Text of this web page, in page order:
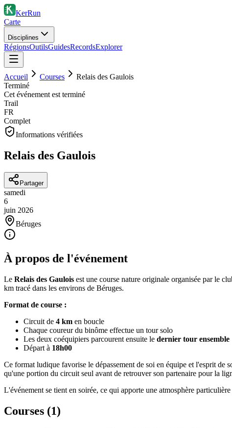
KerRun
Carte
Disciplines
RégionsOutilsGuidesRecordsExplorer
Accueil Courses
Relais des Gaulois
Terminé
Cet événement est terminé
Trail
FR
Complet
Informations vérifiées
Relais des Gaulois
Partager
samedi
6
juin 2026
Béruges
À propos de l'événement
Le Relais des Gaulois est une course nature originale organisée par le
km tracé dans les environs de Béruges.
Format de course :
Circuit de 4 km en boucle
Chaque coureur du binôme effectue un tour solo
Les deux coéquipiers parcourent ensuite le dernier tour ensemble
Départ à 18h00
Ce format ludique favorise le dépassement de soi en équipe et l'esprit
qu'une portion du circuit seul avant de retrouver son partenaire pour la
L'événement se tient en soirée, ce qui apporte une atmosphère
Courses (1)